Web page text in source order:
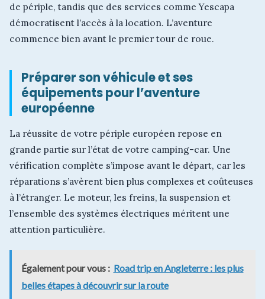
de périple, tandis que des services comme Yescapa
démocratisent l’accès à la location. L’aventure
commence bien avant le premier tour de roue.
Préparer son véhicule et ses
équipements pour l’aventure
européenne
La réussite de votre périple européen repose en
grande partie sur l’état de votre camping-car. Une
vérification complète s’impose avant le départ, car les
réparations s’avèrent bien plus complexes et coûteuses
à l’étranger. Le moteur, les freins, la suspension et
l’ensemble des systèmes électriques méritent une
attention particulière.
Également pour vous : Road trip en Angleterre : les plus
belles étapes à découvrir sur la route